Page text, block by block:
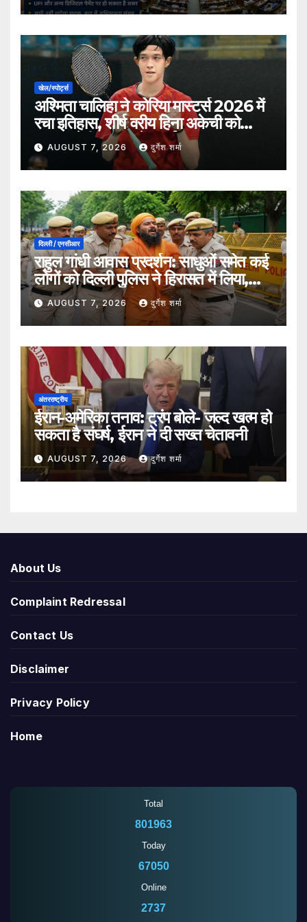
खेल/स्पोर्ट्स
अश्मिता चालिहा ने कोरिया मास्टर्स 2026 में
रचा इतिहास, शीर्ष वरीय हिना अकेची को
हराकर सेमीफाइनल में बनाई जगह
AUGUST 7, 2026 दुर्गेश शर्मा
दिल्ली / एनसीआर
राहुल गांधी आवास प्रदर्शन: साधुओं समेत कई
लोगों को दिल्ली पुलिस ने हिरासत में लिया,
सुरक्षा व्यवस्था कड़ी
AUGUST 7, 2026 दुर्गेश शर्मा
अंतरराष्ट्रीय
ईरान-अमेरिका तनाव: ट्रंप बोले- जल्द खत्म हो
सकता है संघर्ष, ईरान ने दी सख्त चेतावनी
AUGUST 7, 2026 दुर्गेश शर्मा
About Us
Complaint Redressal
Contact Us
Disclaimer
Privacy Policy
Home
Total
801963
Today
67050
Online
2732